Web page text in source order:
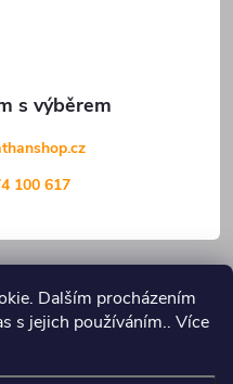
Dalším procházením
s jejich používáním.. Více
100 617